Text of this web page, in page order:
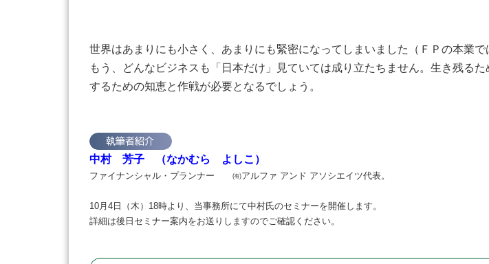
世界はあまりにも小さく、あまりにも緊密になってしまいました（ＦＰの本業
もう、どんなビジネスも「日本だけ」見ていては成り立たちません。生き残る
するための知恵と作戦が必要となるでしょう。
中村 芳子 （なかむら よしこ）
ファイナンシャル・プランナー ㈲アルファ アンド アソシエイツ代表。
10月4日（木）18時より、当事務所にて中村氏のセミナーを開催します。
詳細は後日セミナー案内をお送りしますのでご確認ください。